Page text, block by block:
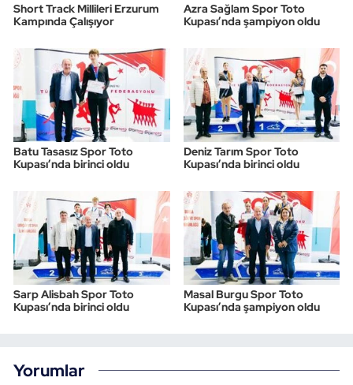
Short Track Millileri Erzurum
Kampında Çalışıyor
Azra Sağlam Spor Toto
Kupası’nda şampiyon oldu
Batu Tasasız Spor Toto
Kupası’nda birinci oldu
Deniz Tarım Spor Toto
Kupası’nda birinci oldu
Sarp Alisbah Spor Toto
Kupası’nda birinci oldu
Masal Burgu Spor Toto
Kupası’nda şampiyon oldu
Yorumlar